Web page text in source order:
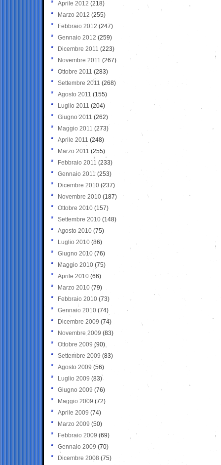
Aprile 2012 (218)
Marzo 2012 (255)
Febbraio 2012 (247)
Gennaio 2012 (259)
Dicembre 2011 (223)
Novembre 2011 (267)
Ottobre 2011 (283)
Settembre 2011 (268)
Agosto 2011 (155)
Luglio 2011 (204)
Giugno 2011 (262)
Maggio 2011 (273)
Aprile 2011 (248)
Marzo 2011 (255)
Febbraio 2011 (233)
Gennaio 2011 (253)
Dicembre 2010 (237)
Novembre 2010 (187)
Ottobre 2010 (157)
Settembre 2010 (148)
Agosto 2010 (75)
Luglio 2010 (86)
Giugno 2010 (76)
Maggio 2010 (75)
Aprile 2010 (66)
Marzo 2010 (79)
Febbraio 2010 (73)
Gennaio 2010 (74)
Dicembre 2009 (74)
Novembre 2009 (83)
Ottobre 2009 (90)
Settembre 2009 (83)
Agosto 2009 (56)
Luglio 2009 (83)
Giugno 2009 (76)
Maggio 2009 (72)
Aprile 2009 (74)
Marzo 2009 (50)
Febbraio 2009 (69)
Gennaio 2009 (70)
Dicembre 2008 (75)